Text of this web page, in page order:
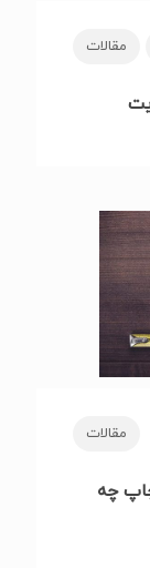
مقالات
مقالات
چه